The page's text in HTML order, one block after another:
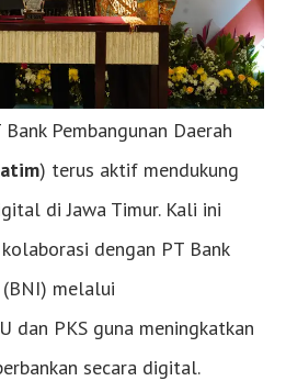
Bank Pembangunan Daerah
) terus aktif mendukung
di Jawa Timur. Kali ini
dengan PT Bank
(BNI) melalui
dan PKS guna meningkatkan
secara digital.